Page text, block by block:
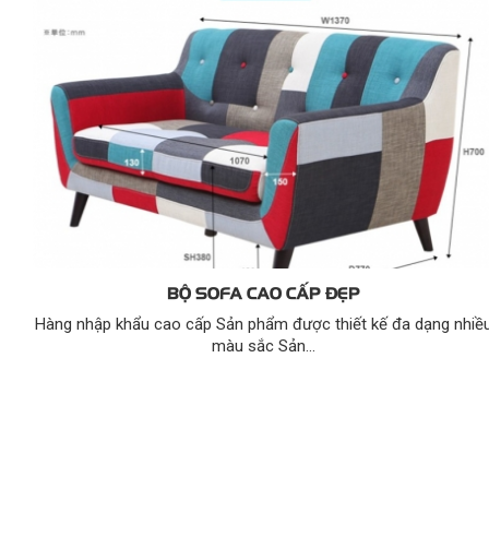
BỘ SOFA CAO CẤP ĐẸP
Hàng nhập khẩu cao cấp Sản phẩm được thiết kế đa dạng
màu sắc Sản...